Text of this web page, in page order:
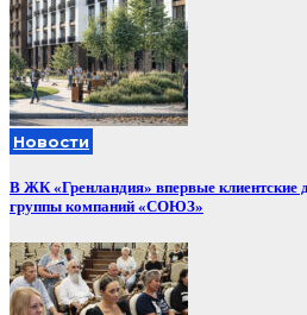
Новости
В ЖК «Гренландия» впервые клиентские
группы компаний «СОЮЗ»